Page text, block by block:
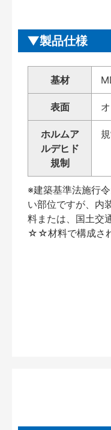
製品仕様
基材
表面
ホルムア
ルデヒド
規制
※建築基準法施行
い部位ですが、内
料または、国土
☆☆材料で構成さ